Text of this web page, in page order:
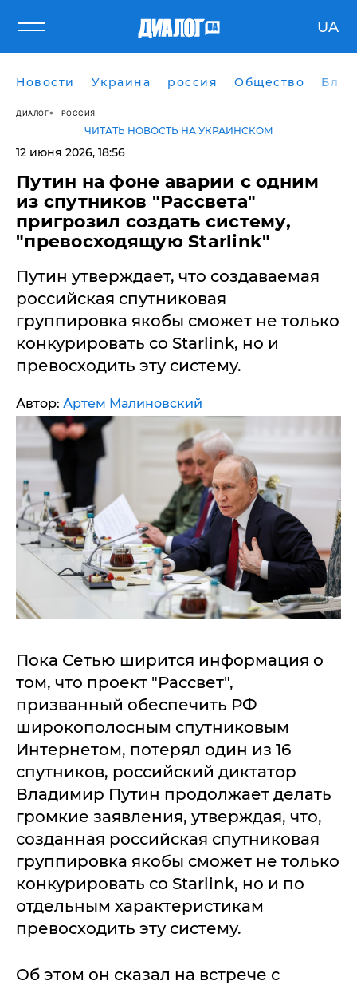
UA
Новости Украина россия Общество
ДИАЛОГ РОССИЯ
ЧИТАТЬ НОВОСТЬ НА УКРАИНСКОМ
12 июня 2026, 18:56
Путин на фоне аварии с одним
из спутников "Рассвета"
пригрозил создать систему,
"превосходящую Starlink"
Путин утверждает, что создаваемая
российская спутниковая
группировка якобы сможет не только
конкурировать со Starlink, но и
превосходить эту систему.
Автор: Артем Малиновский
Пока Сетью ширится информация о
том, что проект "Рассвет",
призванный обеспечить РФ
широкополосным спутниковым
Интернетом, потерял один из 16
спутников, российский диктатор
Владимир Путин продолжает делать
громкие заявления, утверждая, что,
созданная российская спутниковая
группировка якобы сможет не только
конкурировать со Starlink, но и по
отдельным характеристикам
превосходить эту систему.
Об этом он сказал на встрече с